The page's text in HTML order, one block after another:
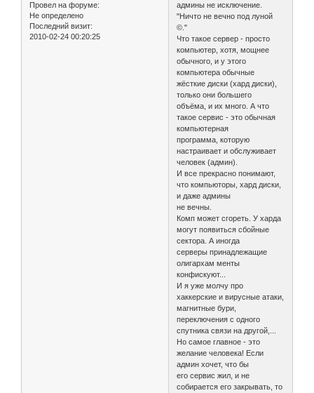
Провел на форуме:
Не определено
Последний визит:
2010-02-24 00:20:25
админы не исключение.
"Ничто не вечно под луной
©."
Что такое сервер - просто
компьютер, хотя, мощнее
обычного, и у этого
компьютера обычные
жёсткие диски (хард диски),
только они большего
объёма, и их много. А что
такое сервис - это обычная
компьютерная
программа, которую
настраивает и обслуживает
человек (админ).
И все прекрасно понимают,
что компьюторы, хард диски,
и даже админы
не вечны.
Комп может сгореть. У харда
могут появиться сбойные
сектора. А иногда
серверы принадлежащие
олигархам менты
конфискуют...
И я уже молчу про
хаккерские и вирусные атаки,
магнитные бури,
переключения с одного
спутника связи на другой,...
Но самое главное - это
желание человека! Если
админ хочет, что бы
его сервис жил, и не
собирается его закрывать, то